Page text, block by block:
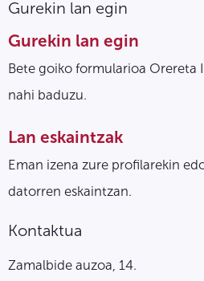
Gurekin lan egin
Gurekin lan egin
Bete goiko formularioa Orereta
nahi baduzu.
Lan eskaintzak
Eman izena zure profilarekin
datorren eskaintzan.
Kontaktua
Zamalbide auzoa, 14.